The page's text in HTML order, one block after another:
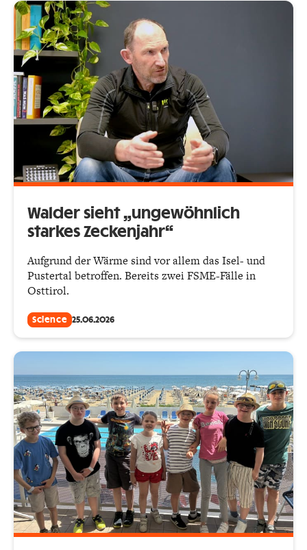
Walder sieht „ungewöhnlich
starkes Zeckenjahr“
Aufgrund der Wärme sind vor allem das Isel- und
Pustertal betroffen. Bereits zwei FSME-Fälle in
Osttirol.
Science 25.06.2026